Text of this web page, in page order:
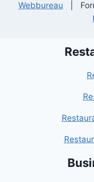
Webbureau |